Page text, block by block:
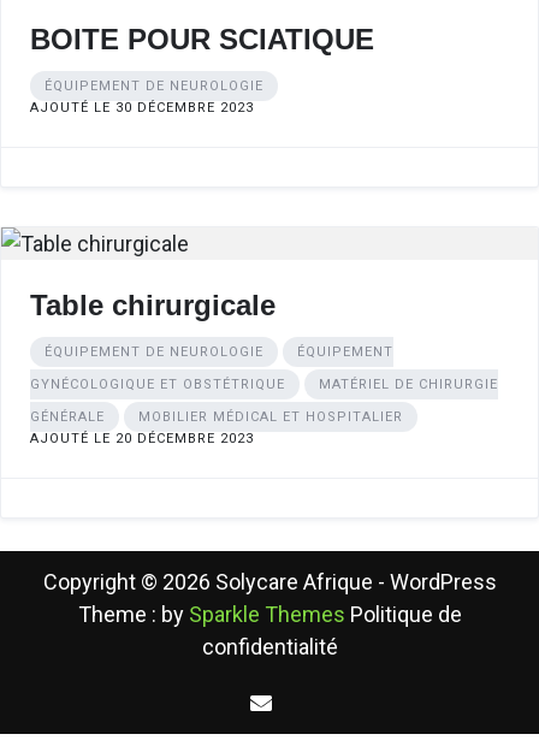
BOITE POUR SCIATIQUE
ÉQUIPEMENT DE NEUROLOGIE
AJOUTÉ LE 30 DÉCEMBRE 2023
Table chirurgicale
ÉQUIPEMENT DE NEUROLOGIE ÉQUIPEMENT
GYNÉCOLOGIQUE ET OBSTÉTRIQUE MATÉRIEL DE CHIRURGIE
GÉNÉRALE
MOBILIER MÉDICAL ET HOSPITALIER
AJOUTÉ LE 20 DÉCEMBRE 2023
Copyright © 2026 Solycare Afrique - WordPress
Theme : by Sparkle Themes Politique de
confidentialité